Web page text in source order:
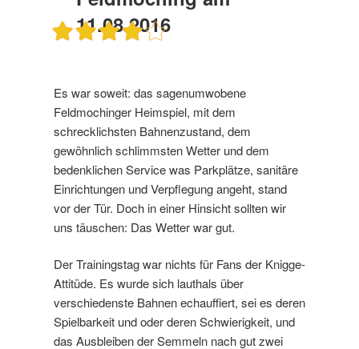
11.08.2016
Es war soweit: das sagenumwobene
Feldmochinger Heimspiel, mit dem
schrecklichsten Bahnenzustand, dem
gewöhnlich schlimmsten Wetter und dem
bedenklichen Service was Parkplätze, sanitäre
Einrichtungen und Verpflegung angeht, stand
vor der Tür. Doch in einer Hinsicht sollten wir
uns täuschen: Das Wetter war gut.
Der Trainingstag war nichts für Fans der Knigge-
Attitüde. Es wurde sich lauthals über
verschiedenste Bahnen echauffiert, sei es deren
Spielbarkeit und oder deren Schwierigkeit, und
das Ausbleiben der Semmeln nach gut zwei